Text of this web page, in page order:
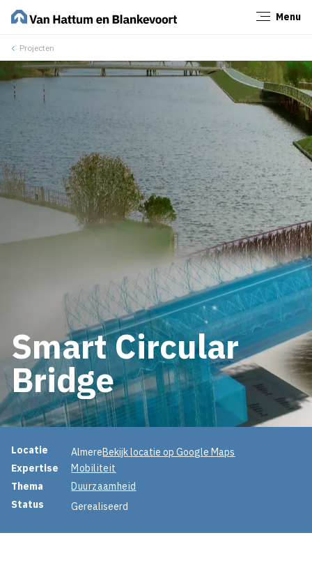
Menu
Projecten
Smart Circular
Bridge
Projectinformatie
Locatie AlmereBekijk locatie op Google Maps
Expertise
Mobiliteit
Thema
Duurzaamheid
Status
Gerealiseerd
Sluiten